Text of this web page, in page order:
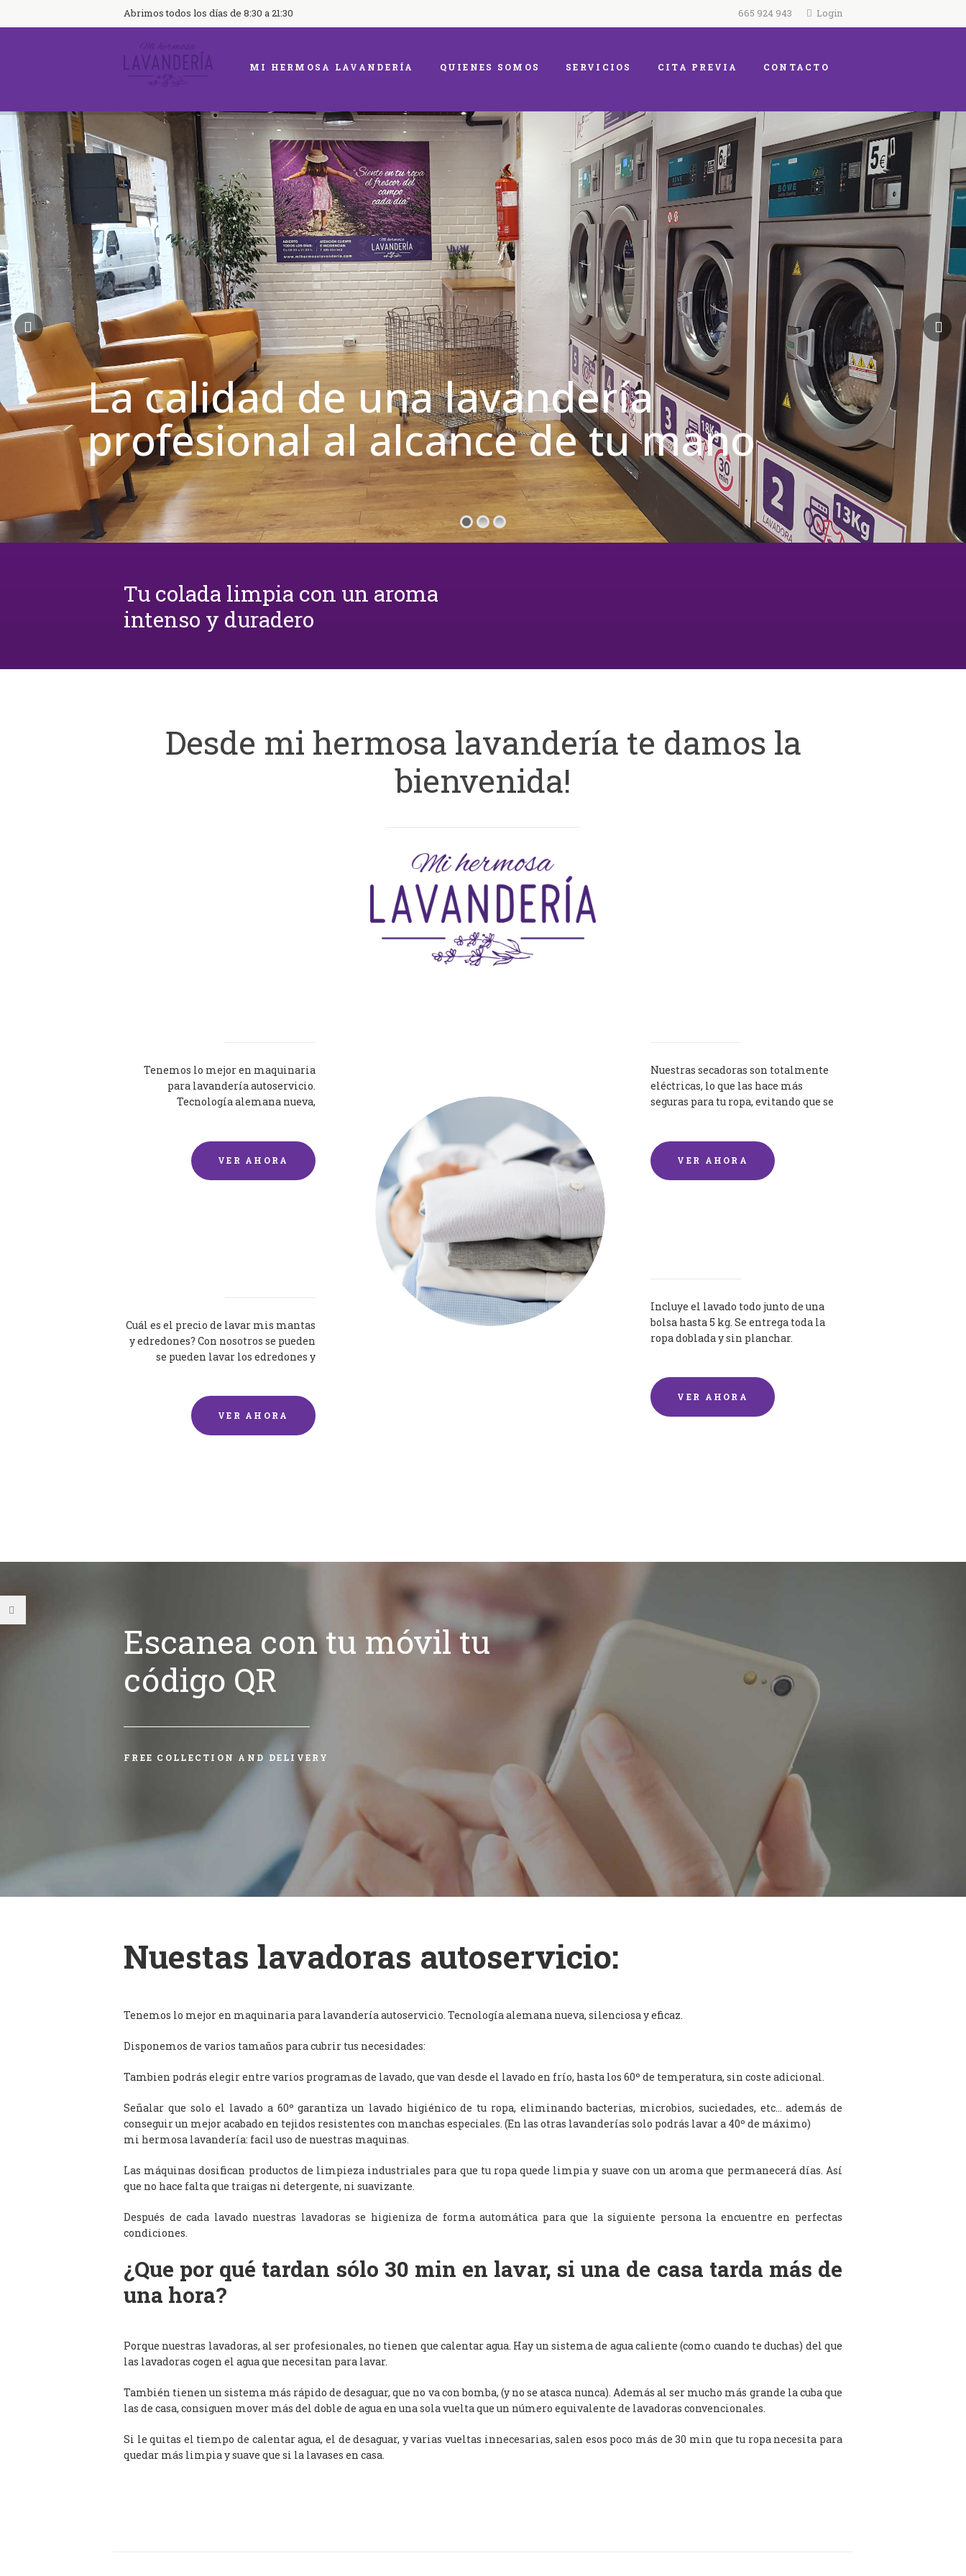
Abrimos todos los días de 8:30 a 21:30 665 924 943 Login
MI HERMOSA LAVANDERÍA QUIENES SOMOS SERVICIOS CITA PREVIA CONTACTO
La calidad de una lavandería
profesional al alcance de tu mano
Tu colada limpia con un aroma
intenso y duradero
Desde mi hermosa lavandería te damos la
bienvenida!
Tenemos lo mejor en maquinaria
para lavandería autoservicio.
Tecnología alemana nueva,
VER AHORA
Nuestras secadoras son totalmente
eléctricas, lo que las hace más
seguras para tu ropa, evitando que se
VER AHORA
Cuál es el precio de lavar mis mantas
y edredones? Con nosotros se pueden
se pueden lavar los edredones y
VER AHORA
Incluye el lavado todo junto de una
bolsa hasta 5 kg. Se entrega toda la
ropa doblada y sin planchar.
VER AHORA
Escanea con tu móvil tu
código QR
FREE COLLECTION AND DELIVERY
Nuestas lavadoras autoservicio:
Tenemos lo mejor en maquinaria para lavandería autoservicio. Tecnología alemana nueva, silenciosa y eficaz.
Disponemos de varios tamaños para cubrir tus necesidades:
Tambien podrás elegir entre varios programas de lavado, que van desde el lavado en frío, hasta los 60º de temperatura, sin coste adicional.
Señalar que solo el lavado a 60º garantiza un lavado higiénico de tu ropa, eliminando bacterias, microbios, suciedades, etc… además de
conseguir un mejor acabado en tejidos resistentes con manchas especiales. (En las otras lavanderías solo podrás lavar a 40º de máximo)
mi hermosa lavandería: facil uso de nuestras maquinas.
Las máquinas dosifican productos de limpieza industriales para que tu ropa quede limpia y suave con un aroma que permanecerá días. Así
que no hace falta que traigas ni detergente, ni suavizante.
Después de cada lavado nuestras lavadoras se higieniza de forma automática para que la siguiente persona la encuentre en perfectas
condiciones.
¿Que por qué tardan sólo 30 min en lavar, si una de casa tarda más de
una hora?
Porque nuestras lavadoras, al ser profesionales, no tienen que calentar agua. Hay un sistema de agua caliente (como cuando te duchas) del que
las lavadoras cogen el agua que necesitan para lavar.
También tienen un sistema más rápido de desaguar, que no va con bomba, (y no se atasca nunca). Además al ser mucho más grande la cuba que
las de casa, consiguen mover más del doble de agua en una sola vuelta que un número equivalente de lavadoras convencionales.
Si le quitas el tiempo de calentar agua, el de desaguar, y varias vueltas innecesarias, salen esos poco más de 30 min que tu ropa necesita para
quedar más limpia y suave que si la lavases en casa.